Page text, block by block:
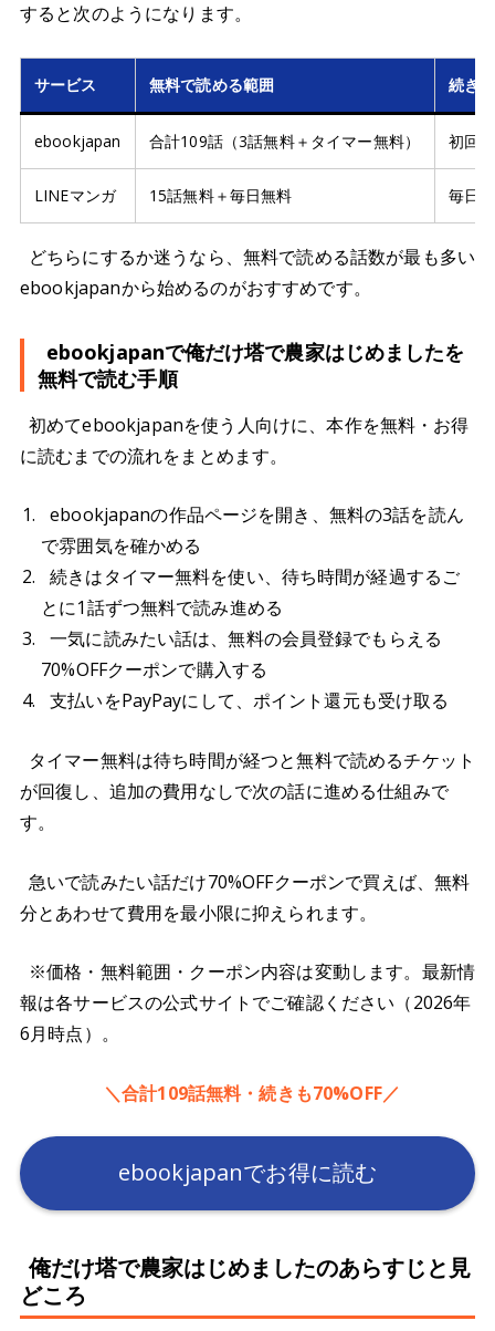
すると次のようになります。
サービス 無料で読める範囲 続き
ebookjapan 合計109話（3話無料＋タイマー無料） 初回
LINEマンガ 15話無料＋毎日無料 毎日
どちらにするか迷うなら、無料で読める話数が最も多い
ebookjapanから始めるのがおすすめです。
ebookjapanで俺だけ塔で農家はじめましたを
無料で読む手順
初めてebookjapanを使う人向けに、本作を無料・お得
に読むまでの流れをまとめます。
ebookjapanの作品ページを開き、無料の3話を読ん
で雰囲気を確かめる
続きはタイマー無料を使い、待ち時間が経過するご
とに1話ずつ無料で読み進める
一気に読みたい話は、無料の会員登録でもらえる
70%OFFクーポンで購入する
支払いをPayPayにして、ポイント還元も受け取る
タイマー無料は待ち時間が経つと無料で読めるチケット
が回復し、追加の費用なしで次の話に進める仕組みで
す。
急いで読みたい話だけ70%OFFクーポンで買えば、無料
分とあわせて費用を最小限に抑えられます。
※価格・無料範囲・クーポン内容は変動します。最新情
報は各サービスの公式サイトでご確認ください（2026年
6月時点）。
＼合計109話無料・続きも70%OFF／
ebookjapanでお得に読む
俺だけ塔で農家はじめましたのあらすじと見
どころ